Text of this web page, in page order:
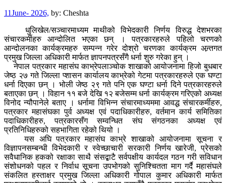
11June- 2026, by: Cheshta
धुलिखेल/सञ्चारमाध्यम माथीको विभेदकारी निर्णय विरुद्ध देशभरका
संचारकर्मीहरु आन्दोलित भएका छन् । पत्रकारहरुले पहिलो चरणको
आन्दोलनका कार्यक्रमहरु सम्पन्न गरेर दोश्रो चरणका कार्यक्रम अन्र्तगत
प्रमुख जिल्ला अधिकारी मार्फत ज्ञापनपत्रसँगै धर्ना शुरु गरेका हुन् ।
नेपाल पत्रकार महासंघ काभ्रेपलाञ्चोक शाखाको आयोजनामा हिजो बुधबार
जेष्ठ २७ गते जिल्ला प्शासन कार्यालय काभ्रेको गेटमा पत्रकारहरुले एक घण्टा
धर्ना दिएका छन् । भोली जेष्ठ २९ गते पनि एक घण्टा धर्ना दिने पत्रकारहरुले
बताएका छन् । विहान ११ बजे देखि १२ बजेसम्म धर्ना कार्यक्रम गरिएको अध्यक्ष
विनोद न्यौपानेले बताए । धर्नामा विभिन्न संचारमाध्यममा आवद्ध संचारकर्मीहरु,
पत्रकार महासंघका पुर्व अध्यक्ष एवं पदाधिकारीहरु, वर्तमान कार्य समितिका
पदाधिकारीहरु, पत्रकारसँग सम्वन्धित संघ संगठनका अध्यक्ष एवं
प्रतिनिधिहरुको सहभागिता रहेको थियो ।
यस अघि पत्रकार महासंघ काभ्रे शाखाको आयोजनामा सूचना र
विज्ञापनसम्बन्धी विभेदकारी र स्वेच्छाचारी सरकारी निर्णय खारेजी, प्रेसको
सवैधानिक हकको रक्षाका साथै संसद्बाटै सर्वपक्षीय कार्यदल गठन गरी सविधान
संशोधनको पहल र निर्वाध सूचना उपभोगको सुनिश्चितता माग गर्दै महासंघले
संकलित हस्ताक्षर प्रमुख जिल्ला अधिकारी गोपाल कुमार अधिकारी मार्फत